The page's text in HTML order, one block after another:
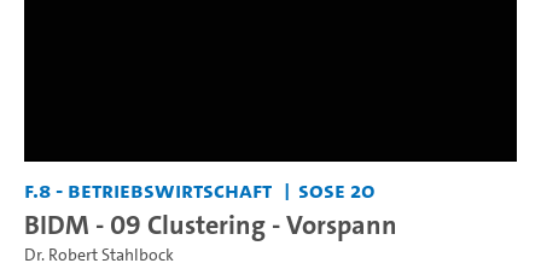
F.8 - Betriebswirtschaft SoSe 20
BIDM - 09 Clustering - Vorspann
Dr. Robert Stahlbock